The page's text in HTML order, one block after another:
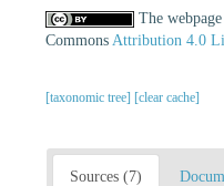
The
Commons Attribution 4.0
[taxonomic tree] [clear cache]
Sources (7)